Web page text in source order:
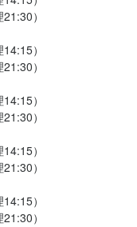
）
）
）
）
）
）
）
）
）